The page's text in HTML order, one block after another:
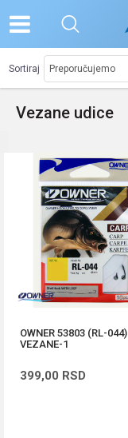
Vezane udice
Sortiraj
OWNER 53803 (RL-044)
VEZANE-1
399,00 RSD